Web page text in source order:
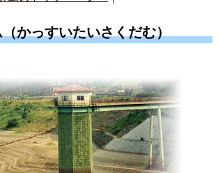
かっすいたいさくだむ）